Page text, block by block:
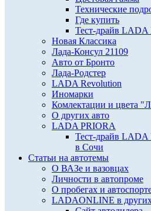
Технические
Где купить
Тест-драйв LADA
Новая Классика
Лада-Консул 21109
Авто от Бронто
Лада-Родстер
LADA Revolution
Иномарки
Комлектации и цвета
О других авто
LADA PRIORA
Тест-драйв LADA
в Сочи
Статьи на автотемы
О ВАЗе и вазовцах
Личности в автопроме
О пробегах и
LADAONLINE в